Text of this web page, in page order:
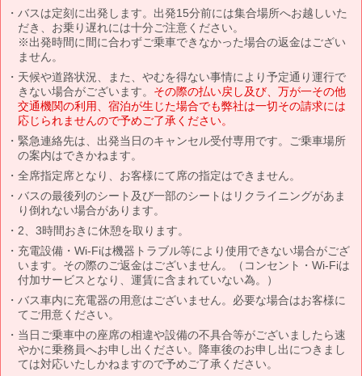
バスは定刻に出発します。出発15分前には集合場所へお越しいた
だき、お乗り遅れには十分ご注意ください。
※出発時間に間に合わずご乗車できなかった場合の返金はござい
ません。
天候や道路状況、また、やむを得ない事情により予定通り運行で
きない場合がございます。 その際の払い戻し及び、万が一その他
交通機関の利用、宿泊が生じた場合でも弊社は一切その請求には
応じられませんので予めご了承ください。
緊急連絡先は、出発当日のキャンセル受付専用です。ご乗車場所
の案内はできかねます。
全席指定席となり、お客様にて席の指定はできません。
バスの最後列のシート及び一部のシートはリクライニングがあま
り倒れない場合があります。
2、3時間おきに休憩を取ります。
充電設備・Wi-Fiは機器トラブル等により使用できない場合がござ
います。その際のご返金はございません。（コンセント・Wi-Fiは
付加サービスとなり、運賃に含まれていない為。）
バス車内に充電器の用意はございません。必要な場合はお客様に
てご用意ください。
当日ご乗車中の座席の相違や設備の不具合等がございましたら速
やかに乗務員へお申し出ください。降車後のお申し出につきまし
ては対応いたしかねますので予めご了承ください。